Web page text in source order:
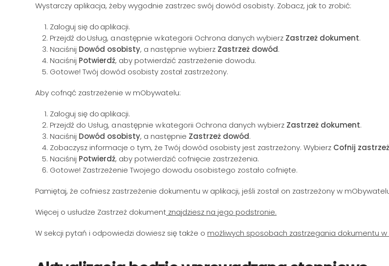
Wystarczy aplikacja, żeby wygodnie zastrzec swój dowód osobisty. Zobacz, jak to zrobić:
Zaloguj się do aplikacji.
Przejdź do Usług, a następnie w kategorii Ochrona danych wybierz Zastrzeż dokument.
Naciśnij Dowód osobisty, a następnie wybierz Zastrzeż dowód.
Naciśnij Potwierdź, aby potwierdzić zastrzeżenie dowodu.
Gotowe! Twój dowód osobisty został zastrzeżony.
Aby cofnąć zastrzeżenie w mObywatelu:
Zaloguj się do aplikacji.
Przejdź do Usług, a następnie w kategorii Ochrona danych wybierz Zastrzeż dokument.
Naciśnij Dowód osobisty, a następnie Zastrzeż dowód.
Zobaczysz informacje o tym, że Twój dowód osobisty jest zastrzeżony. Wybierz Cofnij
Naciśnij Potwierdź, aby potwierdzić cofnięcie zastrzeżenia.
Gotowe! Zastrzeżenie Twojego dowodu osobistego zostało cofnięte.
Pamiętaj, że cofniesz zastrzeżenie dokumentu w aplikacji, jeśli został on zastrzeżony w
Więcej o usłudze Zastrzeż dokument znajdziesz na jego podstronie.
W sekcji pytań i odpowiedzi dowiesz się także o możliwych sposobach zastrzegania dokumentu w